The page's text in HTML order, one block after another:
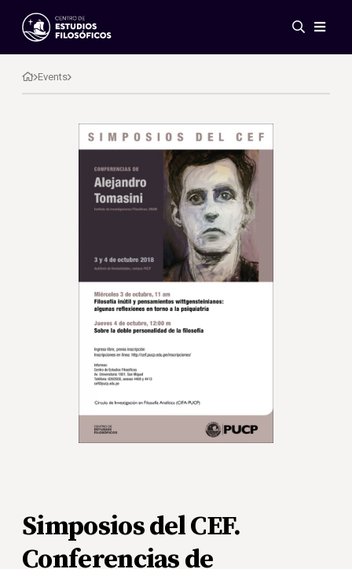
Events
News
Research
Networks
Publications
Events
Simposios del CEF.
Conferencias de